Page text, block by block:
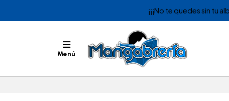
¡¡¡No te quedes sin tu
Menú